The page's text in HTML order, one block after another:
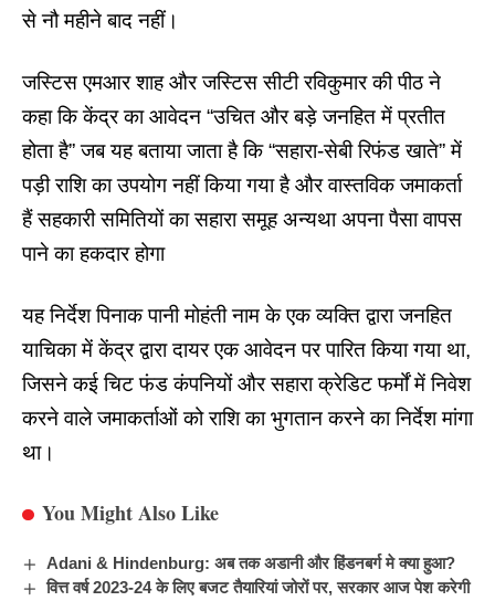
से नौ महीने बाद नहीं।
जस्टिस एमआर शाह और जस्टिस सीटी रविकुमार की पीठ ने
कहा कि केंद्र का आवेदन “उचित और बड़े जनहित में प्रतीत
होता है” जब यह बताया जाता है कि “सहारा-सेबी रिफंडखाते” में
पड़ी राशि का उपयोग नहीं किया गया है और वास्तविक जमाकर्ता
हैं सहकारी समितियों का सहारा समूह अन्यथा अपना पैसा वापस
पाने का हकदार होगा
यह निर्देश पिनाक पानी मोहंती नाम के एक व्यक्ति द्वारा जनहित
याचिका में केंद्र द्वारा दायर एक आवेदन पर पारित किया गया था,
जिसने कई चिट फंड कंपनियों और सहारा क्रेडिट फर्मों में निवेश
करने वाले जमाकर्ताओं को राशि का भुगतान करने का निर्देश मांगा
था।
You Might Also Like
Adani & Hindenburg: अब तक अडानी और हिंडनबर्ग मे क्या हुआ?
वित्त वर्ष 2023-24 के लिए बजट तैयारियां जोरों पर, सरकार आज पेश करेगी